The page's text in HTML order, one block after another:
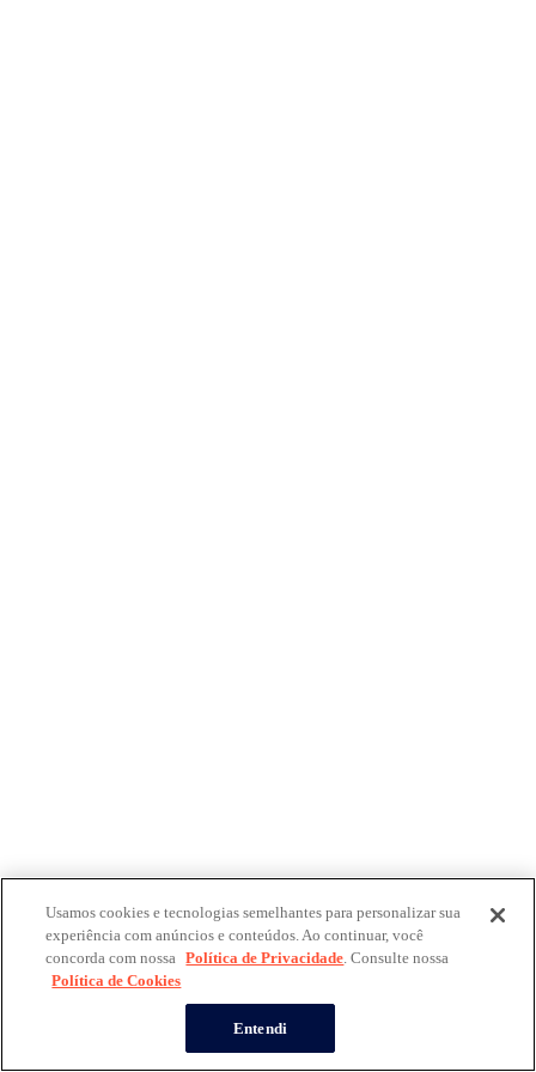
Usamos cookies e tecnologias semelhantes para personalizar sua
experiência com anúncios e conteúdos. Ao continuar, você
concorda com nossa Política de Privacidade. Consulte nossa
Política de Cookies
Entendi